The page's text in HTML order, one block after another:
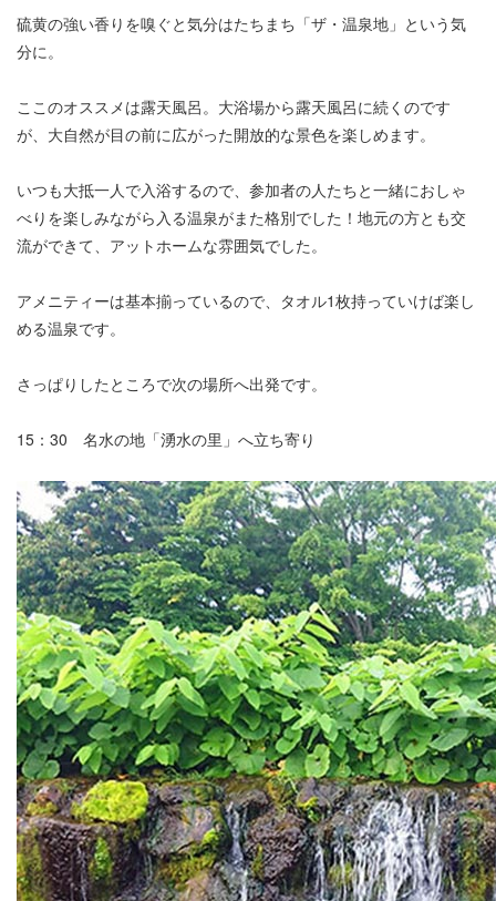
硫黄の強い香りを嗅ぐと気分はたちまち「ザ・温泉地」という気
分に。
ここのオススメは露天風呂。大浴場から露天風呂に続くのです
が、大自然が目の前に広がった開放的な景色を楽しめます。
いつも大抵一人で入浴するので、参加者の人たちと一緒におしゃ
べりを楽しみながら入る温泉がまた格別でした！地元の方とも交
流ができて、アットホームな雰囲気でした。
アメニティーは基本揃っているので、タオル1枚持っていけば楽し
める温泉です。
さっぱりしたところで次の場所へ出発です。
15：30 名水の地「湧水の里」へ立ち寄り